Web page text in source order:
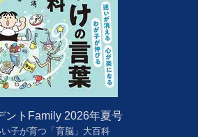
ントFamily 2026年夏号
子が育つ「育脳」大百科